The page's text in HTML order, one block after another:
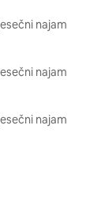
najam
najam
najam